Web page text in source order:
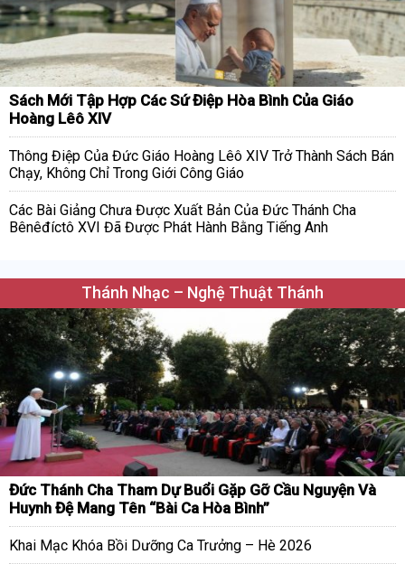
Sách Mới Tập Hợp Các Sứ Điệp Hòa Bình Của Giáo
Hoàng Lêô XIV
Thông Điệp Của Đức Giáo Hoàng Lêô XIV Trở Thành Sách Bán
Chạy, Không Chỉ Trong Giới Công Giáo
Các Bài Giảng Chưa Được Xuất Bản Của Đức Thánh Cha
Bênêđíctô XVI Đã Được Phát Hành Bằng Tiếng Anh
Thánh Nhạc – Nghệ Thuật Thánh
Đức Thánh Cha Tham Dự Buổi Gặp Gỡ Cầu Nguyện Và
Huynh Đệ Mang Tên “Bài Ca Hòa Bình”
Khai Mạc Khóa Bồi Dưỡng Ca Trưởng – Hè 2026